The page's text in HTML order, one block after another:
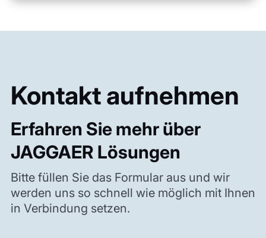
Kontakt aufnehmen
Erfahren Sie mehr über
JAGGAER Lösungen
Bitte füllen Sie das Formular aus und wir
werden uns so schnell wie möglich mit Ihnen
in Verbindung setzen.